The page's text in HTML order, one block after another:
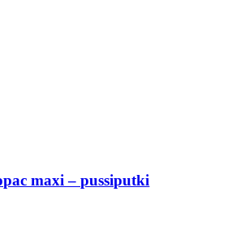
maxi – pussiputki